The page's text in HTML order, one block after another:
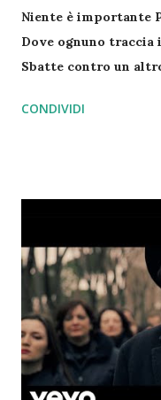
Niente è importante
Dove ognuno traccia
Sbatte contro un
altro imbroglio e tu
Docile si arrende al
è solo un altro
spacca il cuore
Siamo distanti, io e
nell'evoluzione
illusione Docile si
CONDIVIDI